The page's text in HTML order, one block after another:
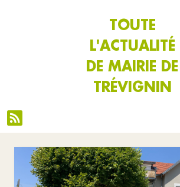
TOUTE
L'ACTUALITÉ
DE MAIRIE DE
TRÉVIGNIN